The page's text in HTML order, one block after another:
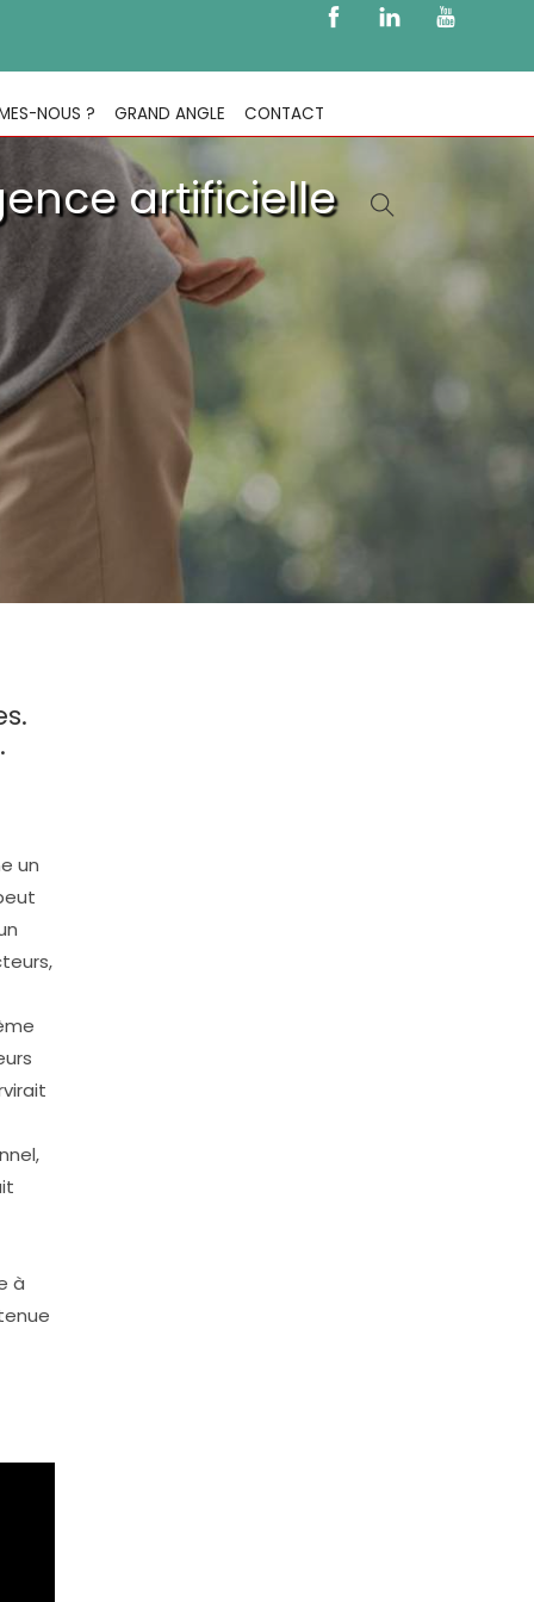
NOUS ? GRAND ANGLE CONTACT
artificielle
un
à